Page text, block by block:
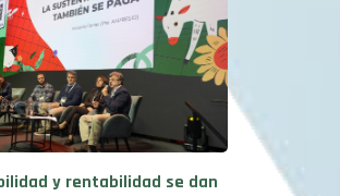
y rentabilidad se dan